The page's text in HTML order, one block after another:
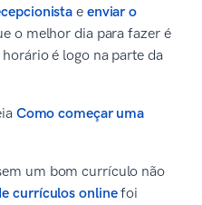
e enviar o
o melhor dia para fazer é
é logo na parte da
Como começar uma
um bom currículo não
currículos onlinefoi